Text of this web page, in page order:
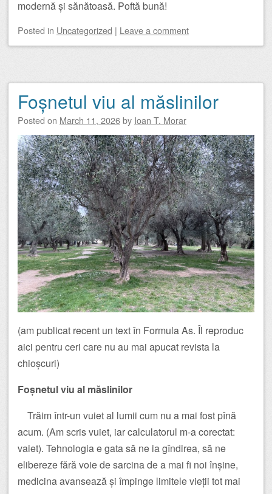
modernă și sănătoasă. Poftă bună!
Posted in Uncategorized | Leave a comment
Foșnetul viu al măslinilor
Posted on March 11, 2026by Ioan T. Morar
(am publicat recent un text în Formula As. Îl reproduc
aici pentru ceri care nu au mai apucat revista la
chioșcuri)
Foșnetul viu al măslinilor
Trăim într-un vuiet al lumii cum nu a mai fost pînă
acum. (Am scris vuiet, iar calculatorul m-a corectat:
vaiet). Tehnologia e gata să ne ia gîndirea, să ne
elibereze fără voie de sarcina de a mai fi noi înșine,
medicina avansează și împinge limitele vieții tot mai